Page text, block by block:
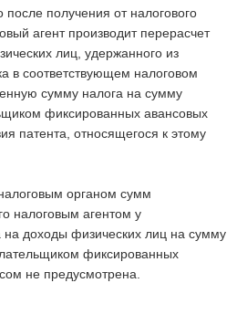
получения от налогового
агент производит перерасчет
лиц, удержанного из
в соответствующем налоговом
сумму налога на сумму
фиксированных авансовых
патента, относящегося к этому
органом сумм
налоговым агентом у
на доходы физических лиц на сумму
фиксированных
не предусмотрена.